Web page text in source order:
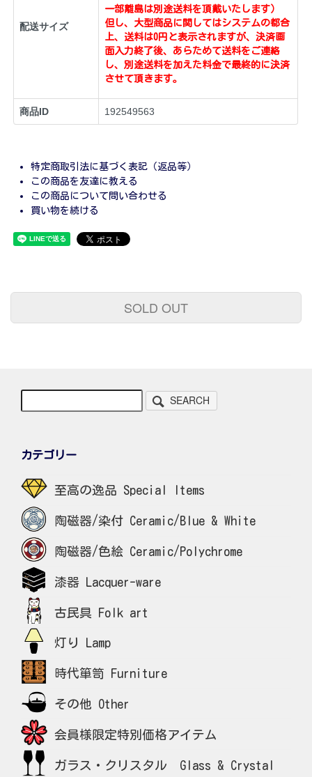
配送サイズ
一部離島は別途送料を頂戴いたします）
但し、大型商品に関してはシステムの都合
上、送料は0円と表示されますが、決済画
面入力終了後、あらためて送料をご連絡
し、別途送料を加えた料金で最終的に決済
させて頂きます。
商品ID 192549563
特定商取引法に基づく表記（返品等）
この商品を友達に教える
この商品について問い合わせる
買い物を続ける
SOLD OUT
SEARCH
カテゴリー
至高の逸品 Special Items
陶磁器/染付 Ceramic/Blue & White
陶磁器/色絵 Ceramic/Polychrome
漆器 Lacquer-ware
古民具 Folk art
灯り Lamp
時代箪笥 Furniture
その他 Other
会員様限定特別価格アイテム
ガラス・クリスタル Glass & Crystal